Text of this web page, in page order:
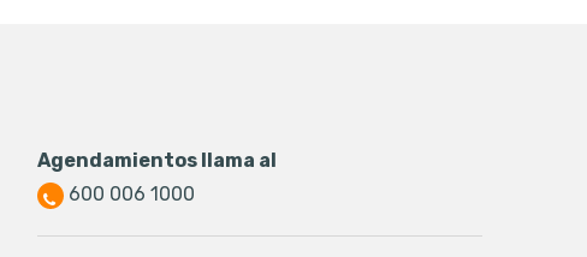
Agendamientos llama al
600 006 1000